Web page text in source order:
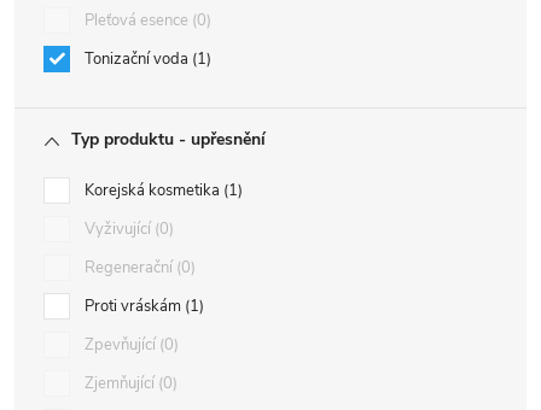
Pleťová esence 0
Tonizační voda 1
Typ produktu - upřesnění
Korejská kosmetika 1
Vyživující 0
Regenerační 0
Proti vráskám 1
Zpevňující 0
Zjemňující 0